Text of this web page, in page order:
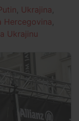
, Ukrajina,
Hercegovina,
Ukrajinu